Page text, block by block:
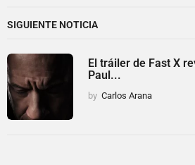
SIGUIENTE NOTICIA
El tráiler de Fast X
Paul...
by Carlos Arana